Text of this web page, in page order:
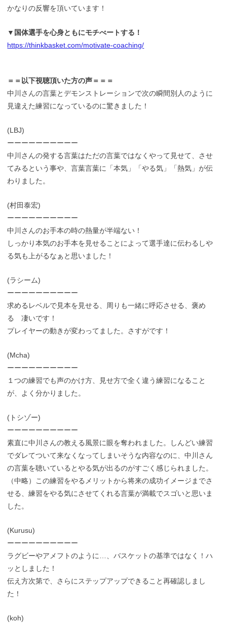
かなりの反響を頂いています！
▼国体選手を心身ともにモチべートする！
https://thinkbasket.com/motivate-coaching/
＝＝以下視聴頂いた方の声＝＝＝
中川さんの言葉とデモンストレーションで次の瞬間別人のように
見違えた練習になっているのに驚きました！
(LBJ)
ーーーーーーーーーー
中川さんの発する言葉はただの言葉ではなくやって見せて、させ
てみるという事や、言葉言葉に「本気」「やる気」「熱気」が伝
わりました。
(村田泰宏)
ーーーーーーーーーー
中川さんのお手本の時の熱量が半端ない！
しっかり本気のお手本を見せることによって選手達に伝わるしや
る気も上がるなぁと思いました！
(ラシーム)
ーーーーーーーーーー
求めるレベルで見本を見せる、周りも一緒に呼応させる、褒め
る 凄いです！
プレイヤーの動きが変わってました。さすがです！
(Mcha)
ーーーーーーーーーー
１つの練習でも声のかけ方、見せ方で全く違う練習になること
が、よく分かりました。
(トシゾー)
ーーーーーーーーーー
素直に中川さんの教える風景に眼を奪われました。しんどい練習
でダレてついて来なくなってしまいそうな内容なのに、中川さん
の言葉を聴いているとやる気が出るのがすごく感じられました。
（中略）この練習をやるメリットから将来の成功イメージまでさ
せる、練習をやる気にさせてくれる言葉が満載でスゴいと思いま
した。
(Kurusu)
ーーーーーーーーーー
ラグビーやアメフトのように…、バスケットの基準ではなく！ハ
ッとしました！
伝え方次第で、さらにステップアップできること再確認しまし
た！
(koh)